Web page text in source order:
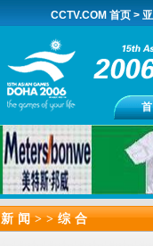
CCTV.COM 首页 >
新闻>>综合